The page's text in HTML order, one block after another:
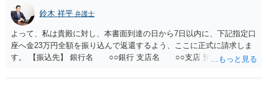
鈴木 祥平 弁護士
よって、私は貴殿に対し、本書面到達の日から7日以内に、下記指定口
座へ金23万円全額を振り込んで返還するよう、ここに正式に請求しま
す。 【振込先】 銀行名 ○○銀行 支店名 ○○支店 預金種別 普通
されない場合には、貴殿には任意に返金する意思がないものと判断